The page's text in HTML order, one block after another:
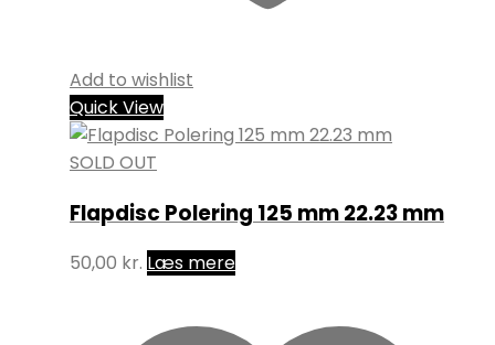
Add to wishlist
Quick View
SOLD OUT
Flapdisc Polering 125 mm 22.23 mm
50,00 kr. Læs mere